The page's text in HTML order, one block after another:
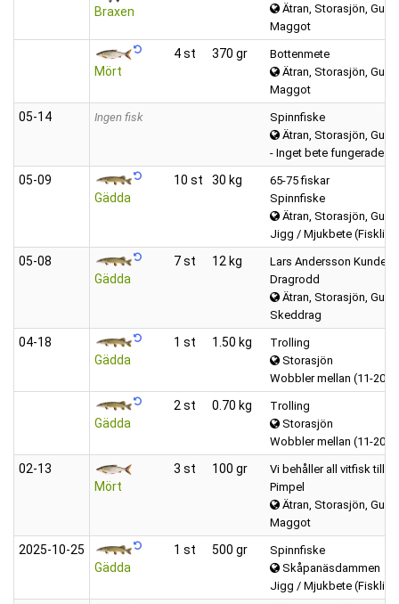
Braxen
Ätran, Storasjön,
Maggot
Mört
4 st 370 gr
Bottenmete
Ätran, Storasjön,
Maggot
05‑14 Ingen fisk
Spinnfiske
Ätran, Storasjön,
- Inget bete fungerade -
05‑09
Gädda
10 st 30 kg
65-75 fiskar
Spinnfiske
Ätran, Storasjön,
Jigg / Mjukbete
05‑08
Gädda
7 st 12 kg
Lars Andersson Kunde
Dragrodd
Ätran, Storasjön,
Skeddrag
04‑18
Gädda
1 st 1.50 kg
Trolling
Storasjön
Wobbler mellan (11-20
Gädda
2 st 0.70 kg
Trolling
Storasjön
Wobbler mellan (11-20
02‑13
Mört
3 st 100 gr
Vi behåller all vitfisk till
Pimpel
Ätran, Storasjön,
Maggot
2025‑10‑25
Gädda
1 st 500 gr
Spinnfiske
Skåpanäsdammen
Jigg / Mjukbete